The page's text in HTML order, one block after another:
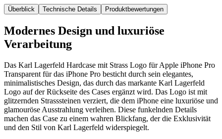
Überblick Technische Details Produktbewertungen
Modernes Design und luxuriöse
Verarbeitung
Das Karl Lagerfeld Hardcase mit Strass Logo für Apple iPhone Pro
Transparent für das iPhone Pro besticht durch sein elegantes,
minimalistisches Design, das durch das markante Karl Lagerfeld
Logo auf der Rückseite des Cases ergänzt wird. Das Logo ist mit
glitzernden Strasssteinen verziert, die dem iPhone eine luxuriöse und
glamouröse Ausstrahlung verleihen. Diese funkelnden Details
machen das Case zu einem wahren Blickfang, der die Exklusivität
und den Stil von Karl Lagerfeld widerspiegelt.